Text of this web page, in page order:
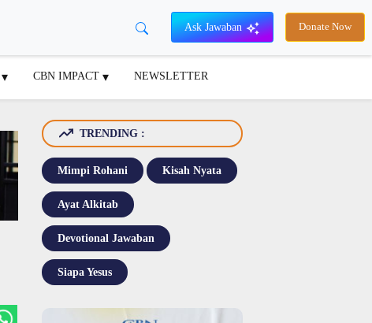
Ask Jawaban Donate Now
CBN IMPACT NEWSLETTER
TRENDING :
Mimpi Rohani Kisah Nyata
Ayat Alkitab
Devotional Jawaban
Siapa Yesus